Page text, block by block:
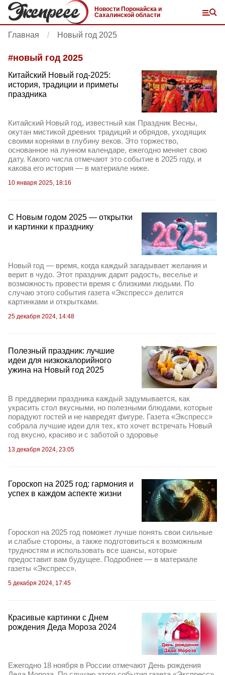
Новости Поронайска и
Сахалинской области
Главная Новый год 2025
#новый год 2025
Китайский Новый год-2025:
история, традиции и приметы
праздника
Китайский Новый год, известный как Праздник Весны,
окутан мистикой древних традиций и обрядов, уходящих
своими корнями в глубину веков. Это торжество,
основанное на лунном календаре, ежегодно меняет свою
дату. Какого числа отмечают это событие в 2025 году, и
какова его история — в материале ниже.
10 января 2025, 18:16
С Новым годом 2025 — открытки
и картинки к празднику
Новый год — время, когда каждый загадывает желания и
верит в чудо. Этот праздник дарит радость, веселье и
возможность провести время с близкими людьми. По
случаю этого события газета «Экспресс» делится
картинками и открытками.
25 декабря 2024, 14:48
Полезный праздник: лучшие
идеи для низкокалорийного
ужина на Новый год 2025
В преддверии праздника каждый задумывается, как
украсить стол вкусными, но полезными блюдами, которые
порадуют гостей и не навредят фигуре. Газета «Экспресс»
собрала лучшие идеи для тех, кто хочет встречать Новый
год вкусно, красиво и с заботой о здоровье
13 декабря 2024, 23:05
Гороскоп на 2025 год: гармония и
успех в каждом аспекте жизни
Гороскоп на 2025 год поможет лучше понять свои сильные
и слабые стороны, а также подготовиться к возможным
трудностям и использовать все шансы, которые
предоставит вам будущее. Подробнее — в материале
газеты «Экспресс».
5 декабря 2024, 17:45
Красивые картинки с Днем
рождения Деда Мороза 2024
Ежегодно 18 ноября в России отмечают День рождения